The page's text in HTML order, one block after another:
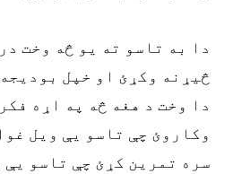
دا به تاسو ته یو څه وخت
څیړنه وکړئ او خپل
دا وخت د هغه څه په اړه
وکاروئ چې تاسو یې ویل
سره تمرین کړئ چې تاسو